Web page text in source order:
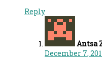
Reply
Antsa
December 7,